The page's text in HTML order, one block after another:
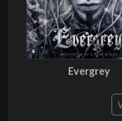
Evergrey